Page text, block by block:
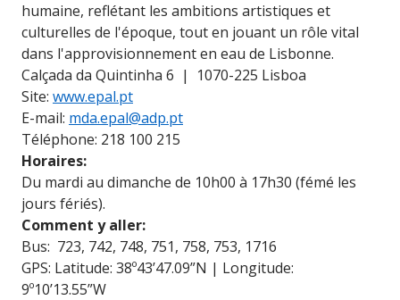
humaine, reflétant les ambitions artistiques et
culturelles de l'époque, tout en jouant un rôle vital
dans l'approvisionnement en eau de Lisbonne.
Calçada da Quintinha 6 | 1070-225 Lisboa
Site: www.epal.pt
E-mail: mda.epal@adp.pt
Téléphone: 218 100 215
Horaires:
Du mardi au dimanche de 10h00 à 17h30 (fémé les
jours fériés).
Comment y aller:
Bus: 723, 742, 748, 751, 758, 753, 1716
GPS: Latitude: 38º43’47.09”N | Longitude:
9º10’13.55”W